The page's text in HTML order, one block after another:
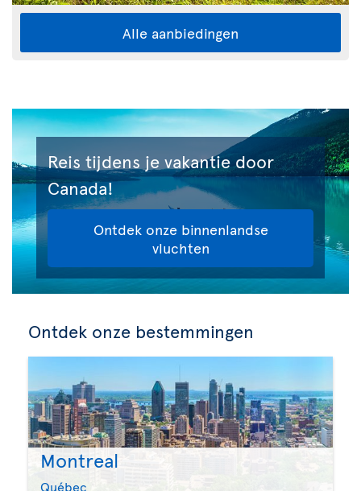
Alle aanbiedingen
Reis tijdens je vakantie door
Canada!
Ontdek onze binnenlandse
vluchten
Ontdek onze bestemmingen
Montreal
Québec